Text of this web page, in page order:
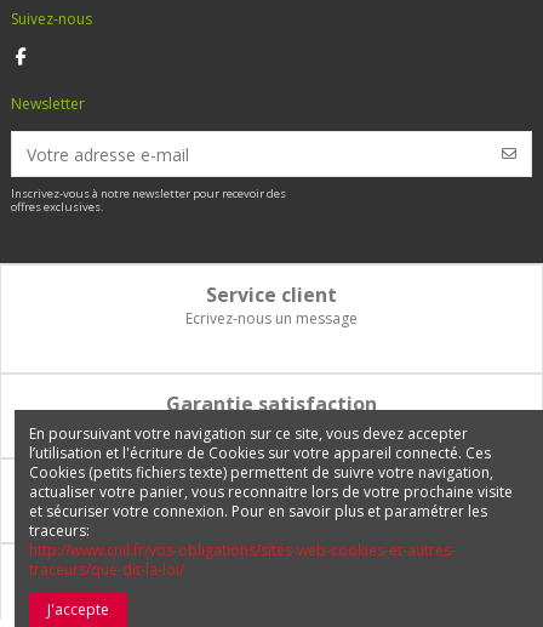
Suivez-nous
Newsletter
Inscrivez-vous à notre newsletter pour recevoir des
offres exclusives.
Service client
Ecrivez-nous un message
Garantie satisfaction
Vous disposez de 14 jours pour changer d'avis et être remboursé
Paiement 100% sécurisé
Carte bancaire, PayPal, 3 fois sans frais, virement bancaire
Livraison Internationale
Expédition en France, en Europe et vers tous les DOM-TOM
En poursuivant votre navigation sur ce site, vous devez accepter
l’utilisation et l'écriture de Cookies sur votre appareil connecté. Ces
Cookies (petits fichiers texte) permettent de suivre votre navigation,
actualiser votre panier, vous reconnaitre lors de votre prochaine visite
et sécuriser votre connexion. Pour en savoir plus et paramétrer les
traceurs:
http://www.cnil.fr/vos-obligations/sites-web-cookies-et-autres-
traceurs/que-dit-la-loi/
J'accepte